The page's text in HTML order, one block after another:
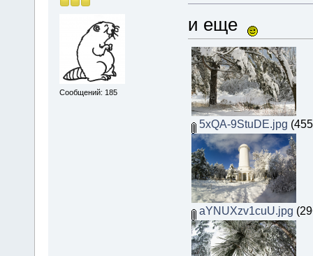
Сообщений: 185
и еще
5xQA-9StuDE.jpg
aYNUXzv1cuU.jpg